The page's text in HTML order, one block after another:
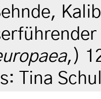
,)
Tina